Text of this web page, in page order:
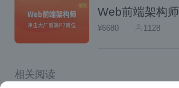
Web前端架构师
¥6680 1128
相关阅读